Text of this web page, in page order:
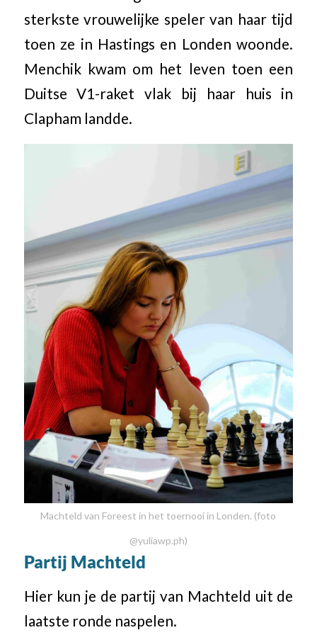
sterkste vrouwelijke speler van haar tijd
toen ze in Hastings en Londen woonde.
Menchik kwam om het leven toen een
Duitse V1-raket vlak bij haar huis in
Clapham landde.
Machteld van Foreest in het toernooi in Londen. (foto
@yuliawp.ph)
Partij Machteld
Hier kun je de partij van Machteld uit de
laatste ronde naspelen.